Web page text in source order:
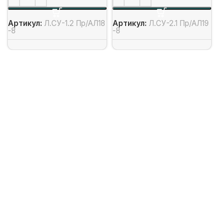
Артикул: Л.СУ-1.2 Пр/АЛ18
-8
Артикул: Л.СУ-2.1 Пр/АЛ19
-8